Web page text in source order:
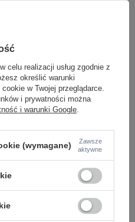
Azzardo Sp. z o.o. Więcej
4,5W
celu realizacji usług zgodnie z
określić warunki
w Twojej przeglądarce.
i prywatności można
i warunki Google.
(wymagane)
Zawsze
aktywne